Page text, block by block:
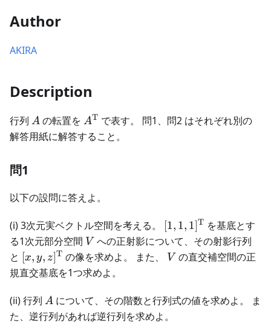
Author
AKIRA
Description
行列 A
A の転置を A^{\mathrm{T}}
AT で表す。 問1、問2 はそれぞれ別の
解答用紙に解答すること。
問1
以下の設問に答えよ。
(i) 3次元実ベクトル空間を考える。 [1, 1,
1]^{\mathrm{T}}
[1, 1, 1]T を基底とす
る1次元部分空間 V
V への正射影について、その射影行列
と [x, y,
z]^{\mathrm{T}}
[x, y, z]T の像を求めよ。 また、 V
V の直交補空間の正
規直交基底を1つ求めよ。
(ii) 行列 A
A について、その階数と行列式の値を求めよ。 ま
た、逆行列があれば逆行列を求めよ。